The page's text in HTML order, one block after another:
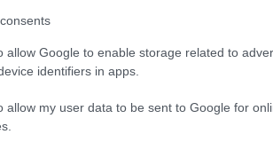
allow Google to enable storage related to
identifiers in apps.
allow my user data to be sent to Google for
concrete per migliorare la
nel tempo. Attraverso
del cash flow, la protezione